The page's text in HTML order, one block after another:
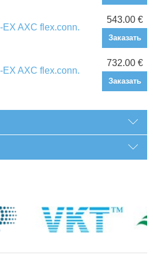
EX AXC flex.conn.
543.00 €
Заказать
EX AXC flex.conn.
732.00 €
Заказать